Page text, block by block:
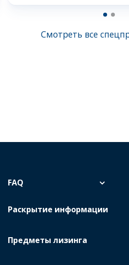
Смотреть все
Предметы лизинга
FAQ
Раскрытие информации